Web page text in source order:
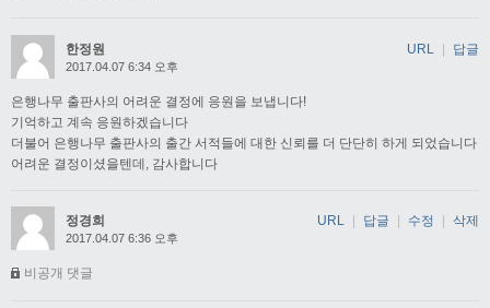
한정원
2017.04.07 6:34 오후
은행나무 출판사의 어려운 결정에 응원을 보냅니다!
기억하고 계속 응원하겠습니다
더불어 은행나무 출판사의 출간 서적들에 대한 신뢰를 더 단단히 하게 되었습니다
어려운 결정이셨을텐데, 감사합니다
URL | 답글
정경희
2017.04.07 6:36 오후
비공개 댓글
URL 답글 수정 삭제